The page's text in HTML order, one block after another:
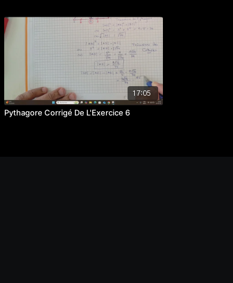
17:05
Pythagore Corrigé De L'Exercice 6